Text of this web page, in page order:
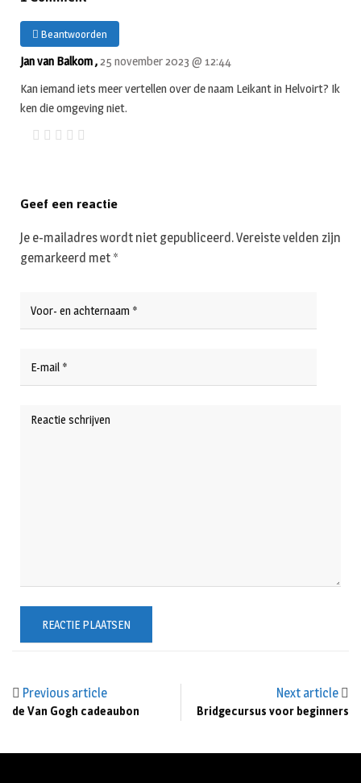
Previous article
de Van Gogh cadeaubon
Next article
Bridgecursus voor beginners
Beantwoorden
Jan van Balkom ,25 november 2023 @ 12:44
Kan iemand iets meer vertellen over de naam Leikant in Helvoirt? Ik
ken die omgeving niet.
Geef een reactie
Je e-mailadres wordt niet gepubliceerd.Vereiste velden zijn
gemarkeerd met *